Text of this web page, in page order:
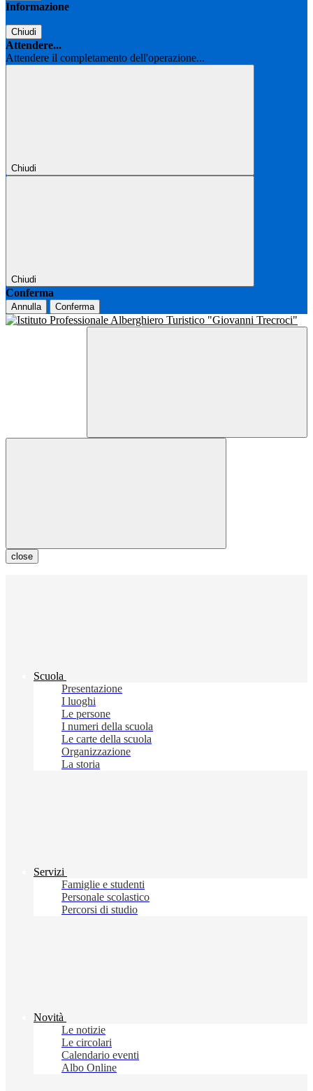
Informazione
Chiudi
Attendere...
Attendere il completamento dell'operazione...
Chiudi
Chiudi
Conferma
Annulla Conferma
close
Scuola
Presentazione
I luoghi
Le persone
I numeri della scuola
Le carte della scuola
Organizzazione
La storia
Servizi
Famiglie e studenti
Personale scolastico
Percorsi di studio
Novità
Le notizie
Le circolari
Calendario eventi
Albo Online